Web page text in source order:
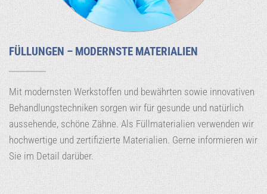
FÜLLUNGEN – MODERNSTE MATERIALIEN
Mit modernsten Werkstoffen und bewährten sowie innovativen
Behandlungstechniken sorgen wir für gesunde und natürlich
aussehende, schöne Zähne. Als Füllmaterialien verwenden wir
hochwertige und zertifizierte Materialien. Gerne informieren wir
Sie im Detail darüber.